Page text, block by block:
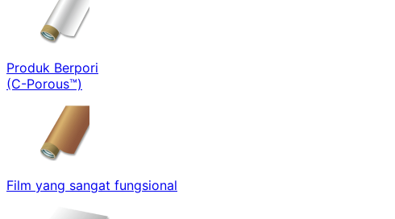
Produk Berpori
(C-Porous™)
Film yang sangat fungsional